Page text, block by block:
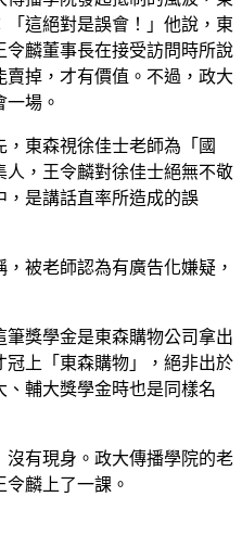
這絕對是誤會！」他說，東
麟董事長在接受訪問時所說
掉，才有價值。不過，政大
場。
東森視徐佳士老師為「國
，王令麟對徐佳士絕無不敬
，是講話直率所造成的誤
被老師認為有廣告化嫌疑，
獎學金是東森購物公司拿出
上「東森購物」，絕非出於
輔大獎學金時也是同樣名
有現身。政大傳播學院的老
麟上了一課。